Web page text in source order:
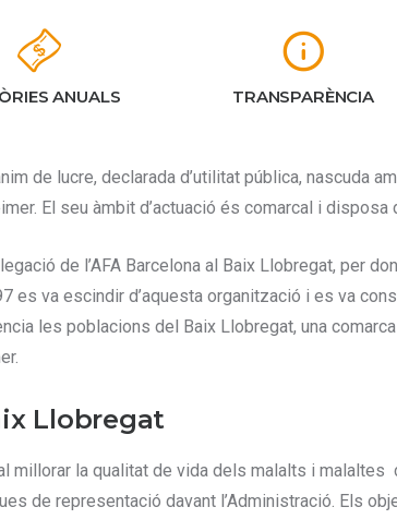
ANUALS TRANSPARÈNCIA
de lucre, declarada d’utilitat pública, nascuda
El seu àmbit d’actuació és comarcal i
de l’AFA Barcelona al Baix Llobregat,
es va escindir d’aquesta organització i es va
les poblacions del Baix Llobregat, una
Llobregat
millorar la qualitat de vida dels malalts i
de representació davant l’Administració. Els